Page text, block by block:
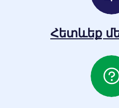
Հետևեք